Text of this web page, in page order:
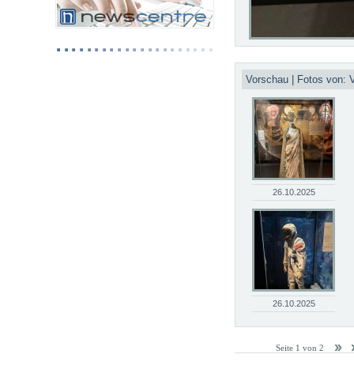
Vorschau | Fotos von:
26.10.2025
26.10.2025
Seite 1 von 2